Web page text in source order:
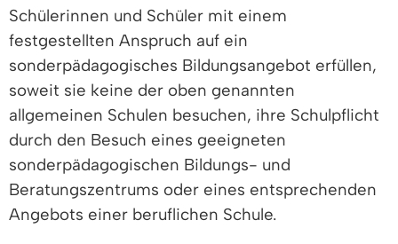
Schülerinnen und Schüler mit einem
festgestellten Anspruch auf ein
sonderpädagogisches Bildungsangebot erfüllen,
soweit sie keine der oben genannten
allgemeinen Schulen besuchen, ihre Schulpflicht
durch den Besuch eines geeigneten
sonderpädagogischen Bildungs- und
Beratungszentrums oder eines entsprechenden
Angebots einer beruflichen Schule.